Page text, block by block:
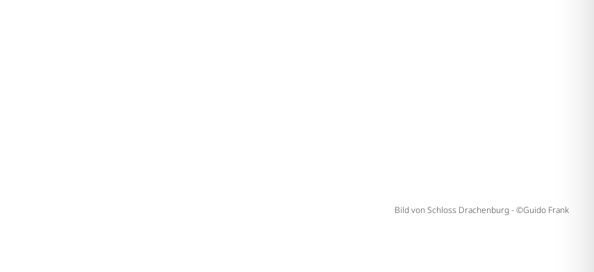
Bild von Schloss Drachenburg - ©Guido Frank